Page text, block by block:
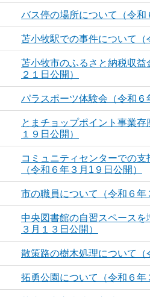
バス停の場所について（令和
苫小牧駅での事件について（
苫小牧市のふるさと納税収益
２１日公開）
パラスポーツ体験会（令和６
とまチョップポイント事業
１９日公開）
コミュニティセンターでの
（令和６年３月1９日公開）
市の職員について（令和６年
中央図書館の自習スペース
３月１３日公開）
散策路の樹木処理について（
拓勇公園について（令和６年